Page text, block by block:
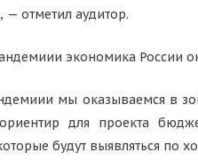
— отметил аудитор.
экономика России
мы оказываемся в
для проекта
будут выявляться по